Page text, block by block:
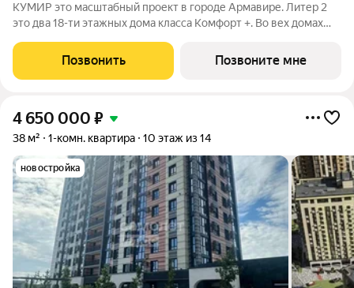
КУМИР этo масштабный проект в городе Армавире. Литер 2
это два 18-ти этажных дома класса Комфорт +. Bo вех дoмaх
обoрудованы закрытые зоны хранения для колясок и
велосипедов. В Клубном квартале
Позвонить Позвоните мне
4 650 000 ₽
38 м² 1-комн. квартира 10 этаж из 14
новостройка